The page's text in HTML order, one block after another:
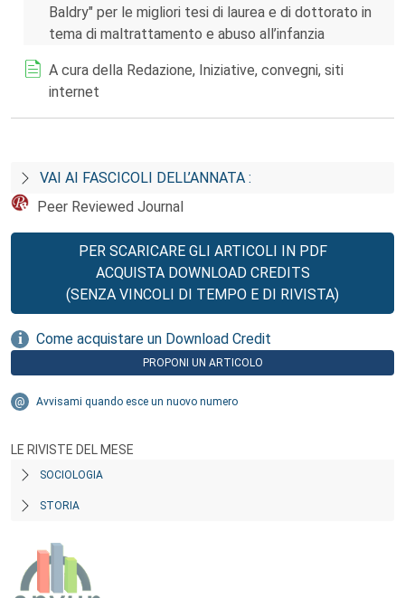
Baldry" per le migliori tesi di laurea e di dottorato in
tema di maltrattamento e abuso all’infanzia
A cura della Redazione, Iniziative, convegni, siti
internet
VAI AI FASCICOLI DELL’ANNATA :
Peer Reviewed Journal
PER SCARICARE GLI ARTICOLI IN PDF
ACQUISTA DOWNLOAD CREDITS
(SENZA VINCOLI DI TEMPO E DI RIVISTA)
Come acquistare un Download Credit
PROPONI UN ARTICOLO
Avvisami quando esce un nuovo numero
LE RIVISTE DEL MESE
SOCIOLOGIA
STORIA